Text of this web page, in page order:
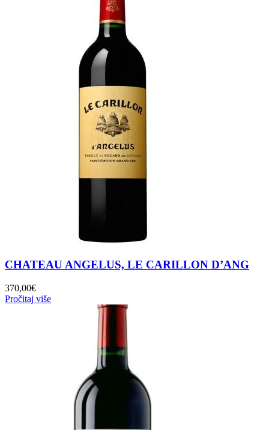
CHATEAU ANGELUS, LE CARILLON D’ANG
370,00€
Pročitaj više